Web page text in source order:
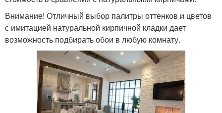
Внимание! Отличный выбор палитры оттенков и цветов
с имитацией натуральной кирпичной кладки дает
возможность подбирать обои в любую комнату.